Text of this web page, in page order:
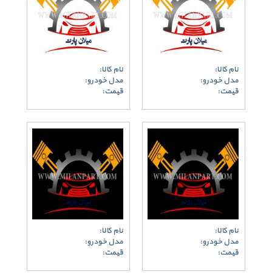
نام کالا:
مدل خودرو:
قیمت:
نام کالا:
مدل خودرو:
قیمت:
نام کالا:
مدل خودرو:
قیمت:
نام کالا:
مدل خودرو:
قیمت: